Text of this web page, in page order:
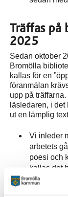
Träffas på
2025
Sedan oktober
Bromölla
kallas för en
föranmälan
upp på
läsledaren, i
ut en lämplig
Vi inleder
arbetets
poesi och
kallas det